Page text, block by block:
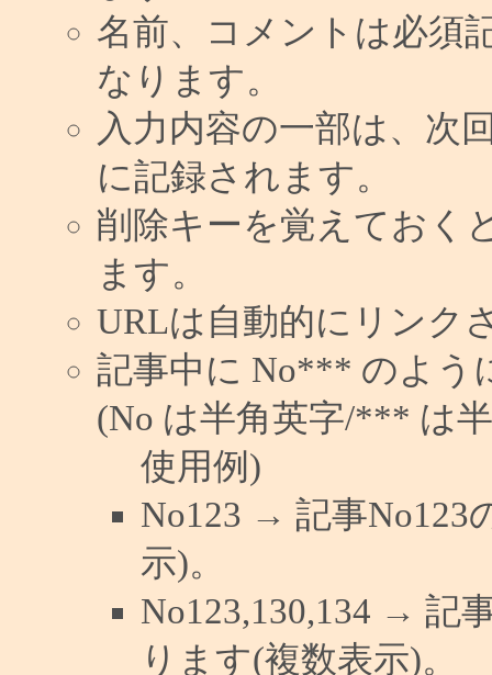
名前、コメントは必須
なります。
入力内容の一部は、次
に記録されます。
削除キーを覚えておく
ます。
URLは自動的にリンク
記事中に No*** のよう
(No は半角英字/*** は
使用例)
No123 → 記事No123
示)。
No123,130,134 → 記
ります(複数表示)。